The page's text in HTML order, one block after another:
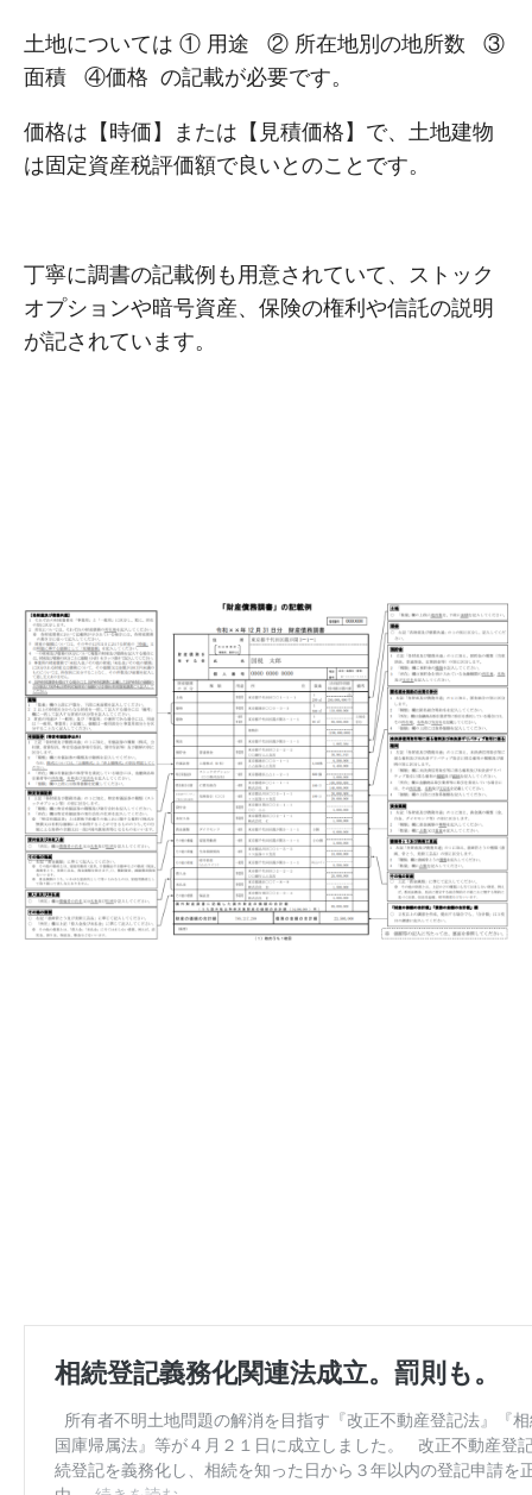
土地については ① 用途 ② 所在地別の地所数 ③
面積 ④価格 の記載が必要です。
価格は【時価】または【見積価格】で、土地建物
は固定資産税評価額で良いとのことです。
丁寧に調書の記載例も用意されていて、ストック
オプションや暗号資産、保険の権利や信託の説明
が記されています。